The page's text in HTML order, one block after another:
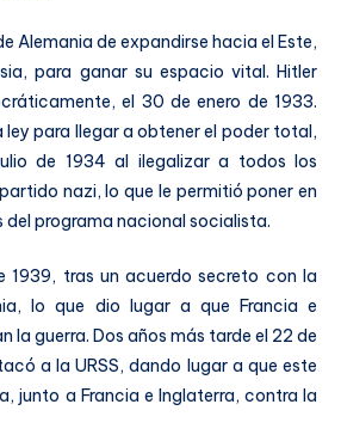
Alemania de expandirse hacia el Este,
para ganar su espacio vital​. Hitler
el 30 de enero de 1933.
ley para llegar a obtener el poder total,
de 1934 al ilegalizar a todos los
nazi, lo que le permitió poner en
del programa nacional socialista.
1939, tras un acuerdo secreto con la
lo que dio lugar a que Francia e
la guerra. Dos años más tarde el 22 de
a la URSS, dando lugar a que este
junto a Francia e Inglaterra, contra la